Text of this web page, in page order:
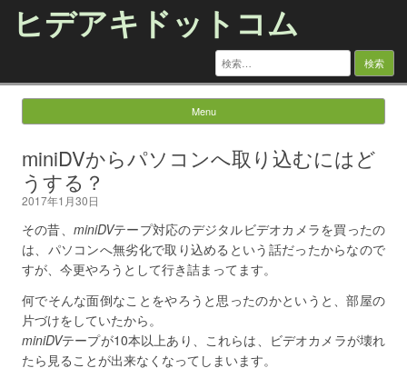
ヒデアキドットコム
検
索:
Menu
miniDVからパソコンへ取り込むにはど
うする？
2017年1月30日
その昔、 miniDVテープ対応のデジタルビデオカメラを買ったの
は、パソコンへ無劣化で取り込めるという話だったからなので
すが、今更やろうとして行き詰まってます。
何でそんな面倒なことをやろうと思ったのかというと、部屋の
片づけをしていたから。
miniDVテープが10本以上あり、これらは、ビデオカメラが壊れ
たら見ることが出来なくなってしまいます。